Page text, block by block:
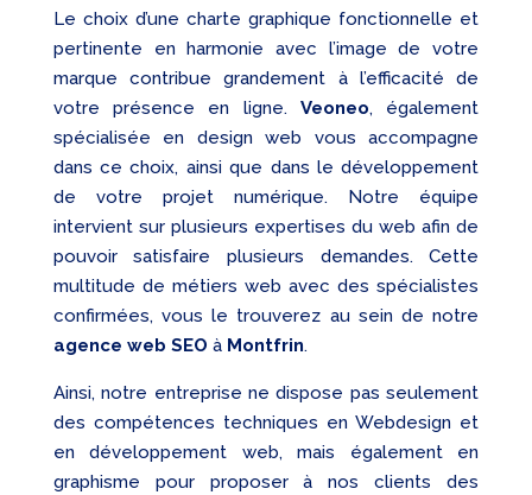
Le choix d’une charte graphique fonctionnelle et
pertinente en harmonie avec l’image de votre
marque contribue grandement à l’efficacité de
votre présence en ligne. Veoneo, également
spécialisée en design web vous accompagne
dans ce choix, ainsi que dans le développement
de votre projet numérique. Notre équipe
intervient sur plusieurs expertises du web afin de
pouvoir satisfaire plusieurs demandes. Cette
multitude de métiers web avec des spécialistes
confirmées, vous le trouverez au sein de notre
agence web SEO à Montfrin.
Ainsi, notre entreprise ne dispose pas seulement
des compétences techniques en Webdesign et
en développement web, mais également en
graphisme pour proposer à nos clients des